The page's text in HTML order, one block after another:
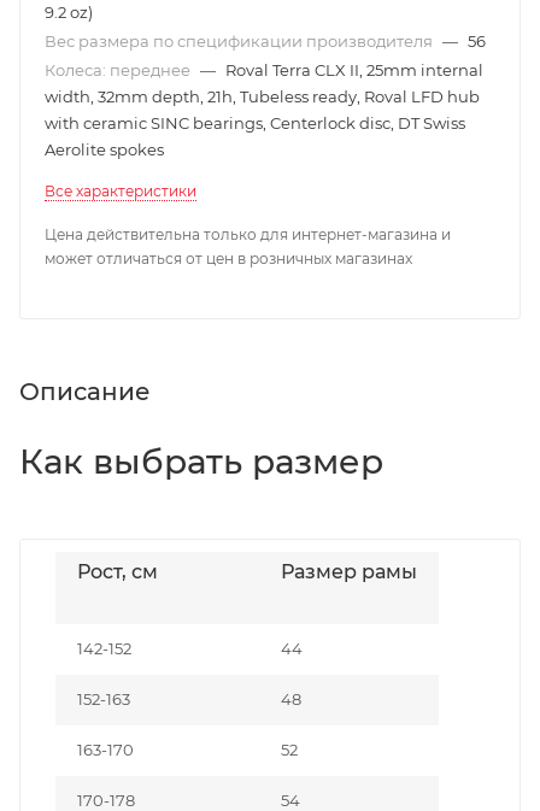
9.2 oz)
Вес размера по спецификации производителя — 56
Колеса: переднее — Roval Terra CLX II, 25mm internal
width, 32mm depth, 21h, Tubeless ready, Roval LFD hub
with ceramic SINC bearings, Centerlock disc, DT Swiss
Aerolite spokes
Все характеристики
Цена действительна только для интернет-магазина и
может отличаться от цен в розничных магазинах
Описание
Как выбрать размер
Рост, см Размер рамы
142-152 44
152-163 48
163-170 52
170-178 54